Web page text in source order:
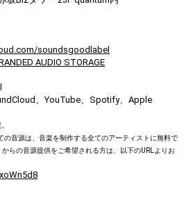
soundsgoodlabel
AUDIO STORAGE
、YouTube、Spotify、Apple
音源は、音楽を制作する全てのアーティストに無料で
らの音源提供をご希望される方は、以下のURLよりお